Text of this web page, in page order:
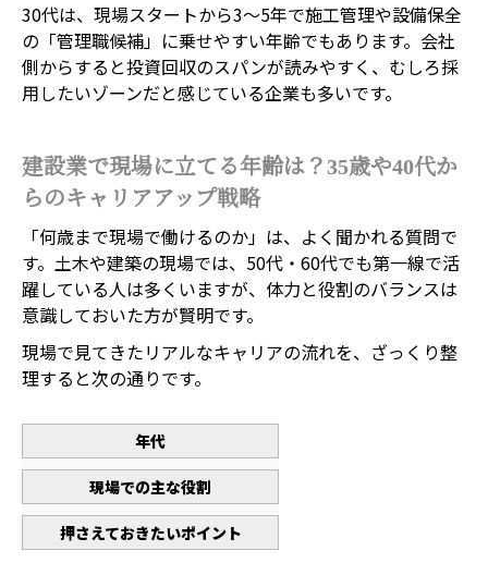
30代は、現場スタートから3〜5年で施工管理や設備保全
の「管理職候補」に乗せやすい年齢でもあります。会社
側からすると投資回収のスパンが読みやすく、むしろ採
用したいゾーンだと感じている企業も多いです。
建設業で現場に立てる年齢は？35歳や40代か
らのキャリアアップ戦略
「何歳まで現場で働けるのか」は、よく聞かれる質問で
す。土木や建築の現場では、50代・60代でも第一線で活
躍している人は多くいますが、体力と役割のバランスは
意識しておいた方が賢明です。
現場で見てきたリアルなキャリアの流れを、ざっくり整
理すると次の通りです。
年代
現場での主な役割
押さえておきたいポイント